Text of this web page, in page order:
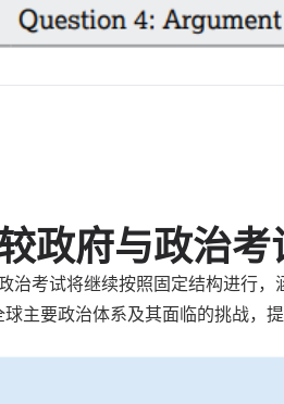
政府与政治考
治考试将继续按照固定结构进行
主要政治体系及其面临的挑战，提